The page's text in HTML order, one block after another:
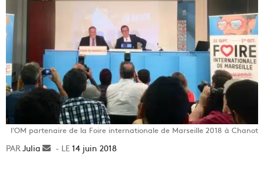
l'OM partenaire de la Foire internationale de Marseille 2018 à Chanot
Julia
Envoyer14 juin 2018